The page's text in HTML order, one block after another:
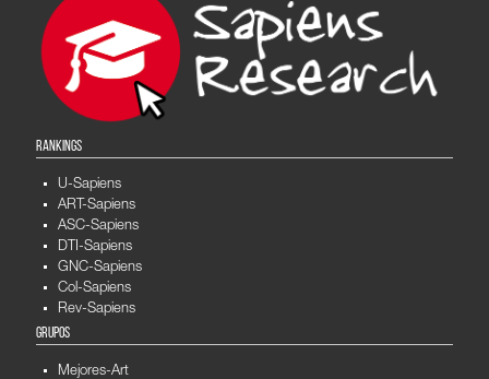
RANKINGS
U-Sapiens
ART-Sapiens
ASC-Sapiens
DTI-Sapiens
GNC-Sapiens
Col-Sapiens
Rev-Sapiens
GRUPOS
Mejores-Art